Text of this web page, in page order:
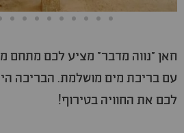
חאן "נווה מדבר" מציע לכם מתחם
עם בריכת מים מושלמת. הבריכה
לכם את החוויה בטירוף!